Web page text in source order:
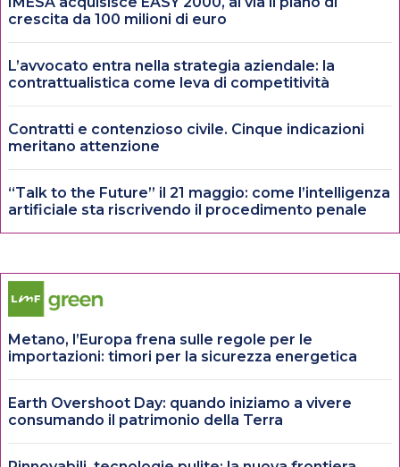
crescita da 100 milioni di euro
L’avvocato entra nella strategia aziendale: la
contrattualistica come leva di competitività
Contratti e contenzioso civile. Cinque indicazioni
meritano attenzione
“Talk to the Future” il 21 maggio: come l’intelligenza
artificiale sta riscrivendo il procedimento penale
Metano, l’Europa frena sulle regole per le
importazioni: timori per la sicurezza energetica
Earth Overshoot Day: quando iniziamo a vivere
consumando il patrimonio della Terra